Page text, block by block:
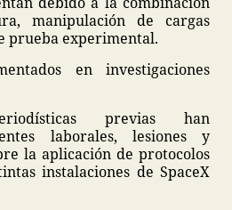
manipulación de cargas
prueba experimental.
en investigaciones
previas han
laborales, lesiones y
la aplicación de protocolos
instalaciones de SpaceX